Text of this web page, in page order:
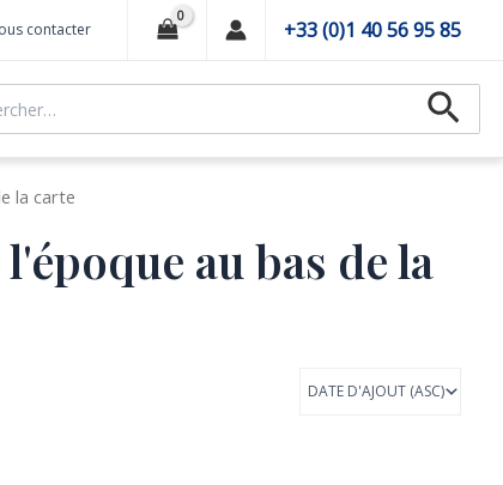
contacter +33 (0)1 40 56 95 85
la carte
au bas de la